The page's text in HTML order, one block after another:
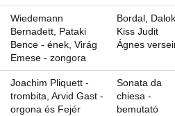
Wiedemann
Bernadett, Pataki
Bence - ének, Virág
Emese - zongora
Bordal, Dalok
Kiss Judit
Ágnes
Joachim Pliquett -
trombita, Arvid Gast -
orgona és Fejér
Sonata da
chiesa -
bemutató